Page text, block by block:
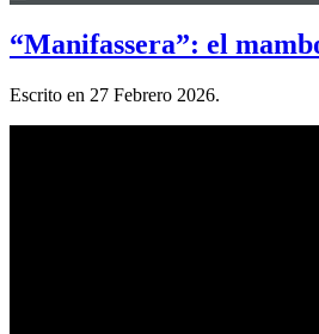
“Manifassera”: el
Escrito en 27 Febrero 2026.